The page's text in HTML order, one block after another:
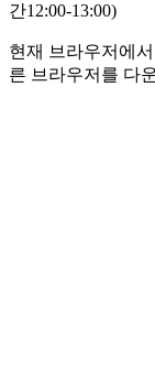
간12:00-13:00)
현재 브라우저에
른 브라우저를 다